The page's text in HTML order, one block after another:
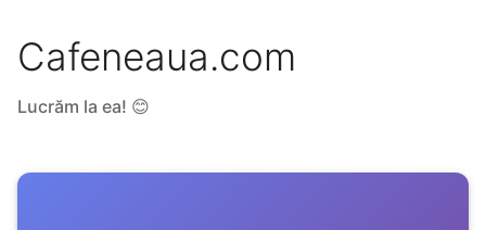
Cafeneaua.com
Lucrăm la ea! 😊